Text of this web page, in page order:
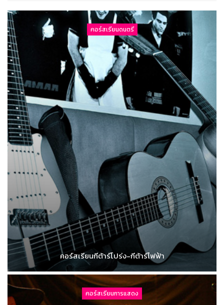
คอร์สเรียนดนตรี
คอร์สเรียนกีต้าร์โปร่ง-กีต้าร์ไฟฟ้า
คอร์สเรียนการแสดง